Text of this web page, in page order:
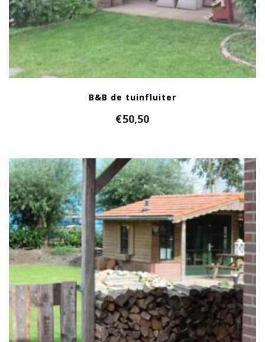
B&B de tuinfluiter
€50,50